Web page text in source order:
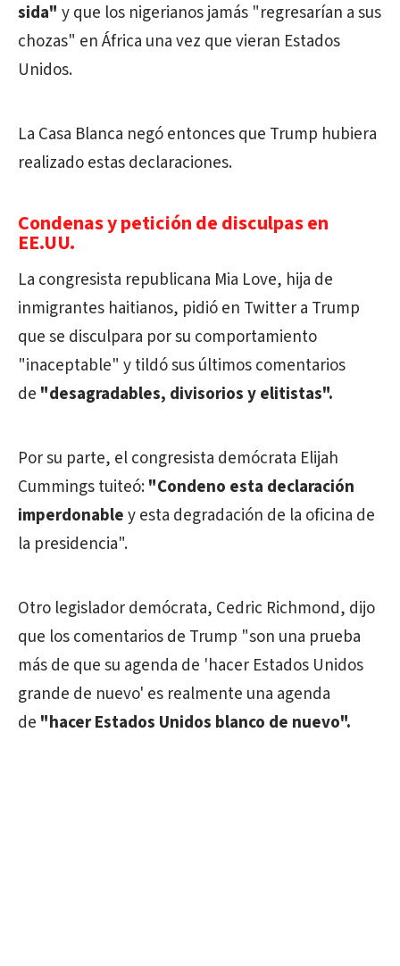
sida" y que los nigerianos jamás "regresarían a sus
chozas" en África una vez que vieran Estados
Unidos.
La Casa Blanca negó entonces que Trump hubiera
realizado estas declaraciones.
Condenas y petición de disculpas en
EE.UU.
La congresista republicana Mia Love, hija de
inmigrantes haitianos, pidió en Twitter a Trump
que se disculpara por su comportamiento
"inaceptable" y tildó sus últimos comentarios
de "desagradables, divisorios y elitistas".
Por su parte, el congresista demócrata Elijah
Cummings tuiteó:"Condeno esta declaración
imperdonabley esta degradación de la oficina de
la presidencia".
Otro legislador demócrata, Cedric Richmond, dijo
que los comentarios de Trump "son una prueba
más de que su agenda de 'hacer Estados Unidos
grande de nuevo' es realmente una agenda
de "hacer Estados Unidos blanco de nuevo".